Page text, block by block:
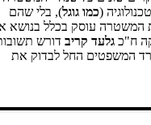
(כמו גוגל), בלי שהם
עוסק בכלל בנושא אחר
גלעד קריבדורש תשובות:
החל לבדוק את